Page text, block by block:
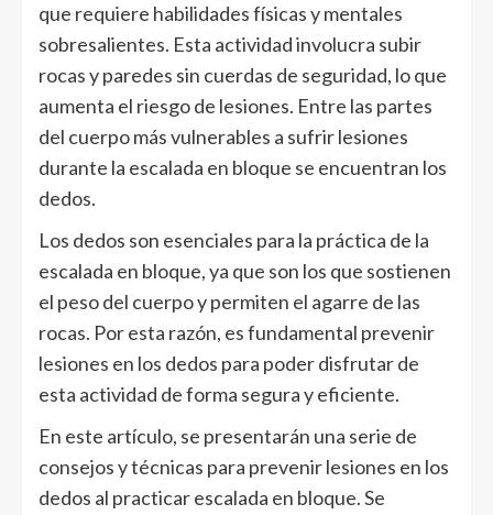
que requiere habilidades físicas y mentales
sobresalientes. Esta actividad involucra subir
rocas y paredes sin cuerdas de seguridad, lo que
aumenta el riesgo de lesiones. Entre las partes
del cuerpo más vulnerables a sufrir lesiones
durante la escalada en bloque se encuentran los
dedos.
Los dedos son esenciales para la práctica de la
escalada en bloque, ya que son los que sostienen
el peso del cuerpo y permiten el agarre de las
rocas. Por esta razón, es fundamental prevenir
lesiones en los dedos para poder disfrutar de
esta actividad de forma segura y eficiente.
En este artículo, se presentarán una serie de
consejos y técnicas para prevenir lesiones en los
dedos al practicar escalada en bloque. Se